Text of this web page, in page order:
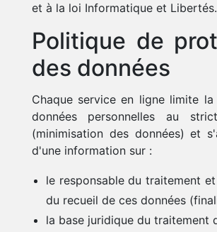
et à la loi Informatique et Libertés.
Politique de
des données
Chaque service en ligne limite
données personnelles au
(minimisation des données) et
d'une information sur :
le responsable du traitement
du recueil de ces données
la base juridique du traitement